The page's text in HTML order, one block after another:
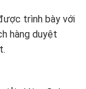
trình bày với
hàng duyệt